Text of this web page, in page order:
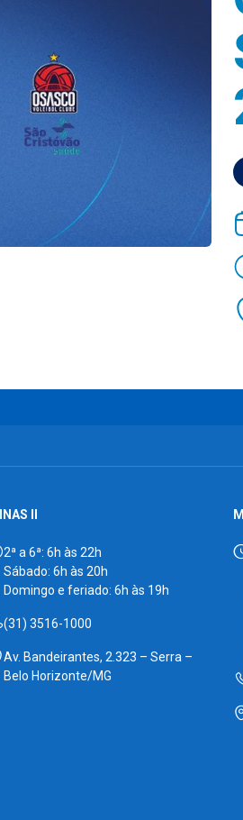
II
2ª a 6ª: 6h às 22h
Sábado: 6h às 20h
Domingo e feriado: 6h às 19h
(31) 3516-1000
Av. Bandeirantes, 2.323 – Serra –
Belo Horizonte/MG